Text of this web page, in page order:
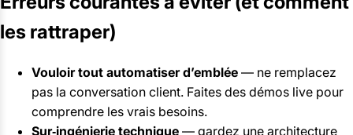
les rattraper)
Vouloir tout automatiser d’emblée — ne remplacez
pas la conversation client. Faites des démos live pour
comprendre les vrais besoins.
Sur‑ingénierie technique — gardez une architecture